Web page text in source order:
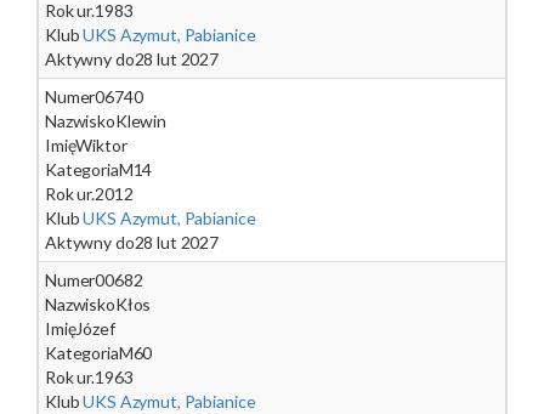
Rok ur.1983
KlubUKS Azymut, Pabianice
Aktywny do28 lut 2027
Numer06740
NazwiskoKlewin
ImięWiktor
KategoriaM14
Rok ur.2012
KlubUKS Azymut, Pabianice
Aktywny do28 lut 2027
Numer00682
NazwiskoKłos
ImięJózef
KategoriaM60
Rok ur.1963
KlubUKS Azymut, Pabianice